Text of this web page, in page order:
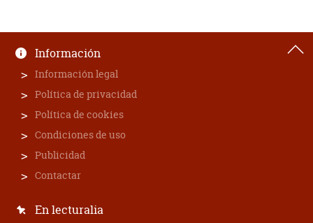
Información
Información legal
Política de privacidad
Política de cookies
Condiciones de uso
Publicidad
Contactar
En lecturalia